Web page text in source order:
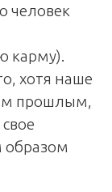
человек
карму).
хотя наше
прошлым,
образом